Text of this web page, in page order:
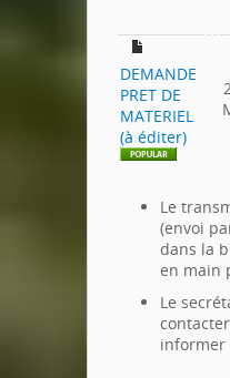
DEMANDE
PRET DE
MATERIEL
(à éditer)
Le
(envoi
dans la
en main
Le
informer